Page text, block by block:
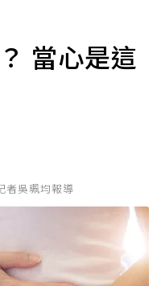
當心是這
者吳珮均報導